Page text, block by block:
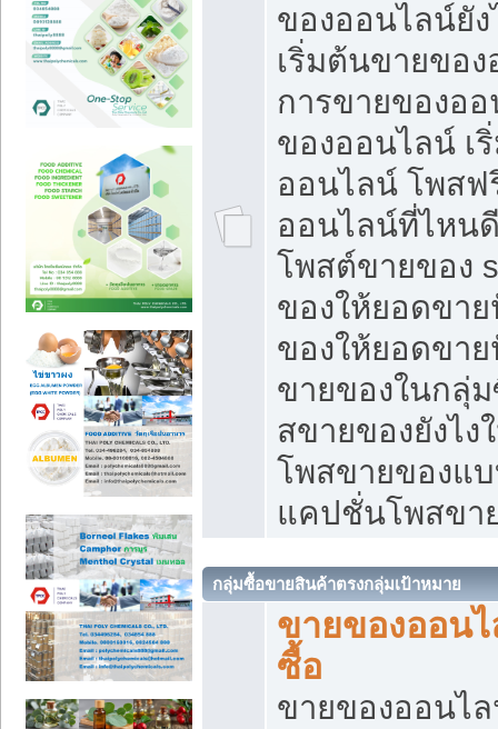
ของออนไลน์ยั
เริ่มต้นขายของ
การขายของอ
ของออนไลน์ เ
ออนไลน์ โพสฟ
ออนไลน์ที่ไหน
โพสต์ขายของ
ของให้ยอดขา
ของให้ยอดขา
ขายของในกลุ่
สขายของยังไ
โพสขายของแ
แคปชั่นโพสขา
กลุ่มซื้อขายสินค้าตรงกลุ่มเป้าหมาย
ขายของออน
ซื้อ
ขายของออนไล